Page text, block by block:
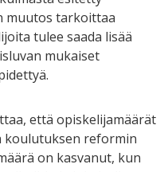
muutos tarkoittaa
tulee saada lisää
mukaiset
että opiskelijamäärät
koulutuksen reformin
on kasvanut, kun